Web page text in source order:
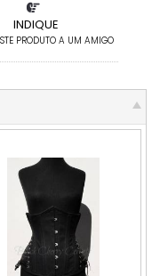
INDIQUE
PRODUTO A UM AMIGO